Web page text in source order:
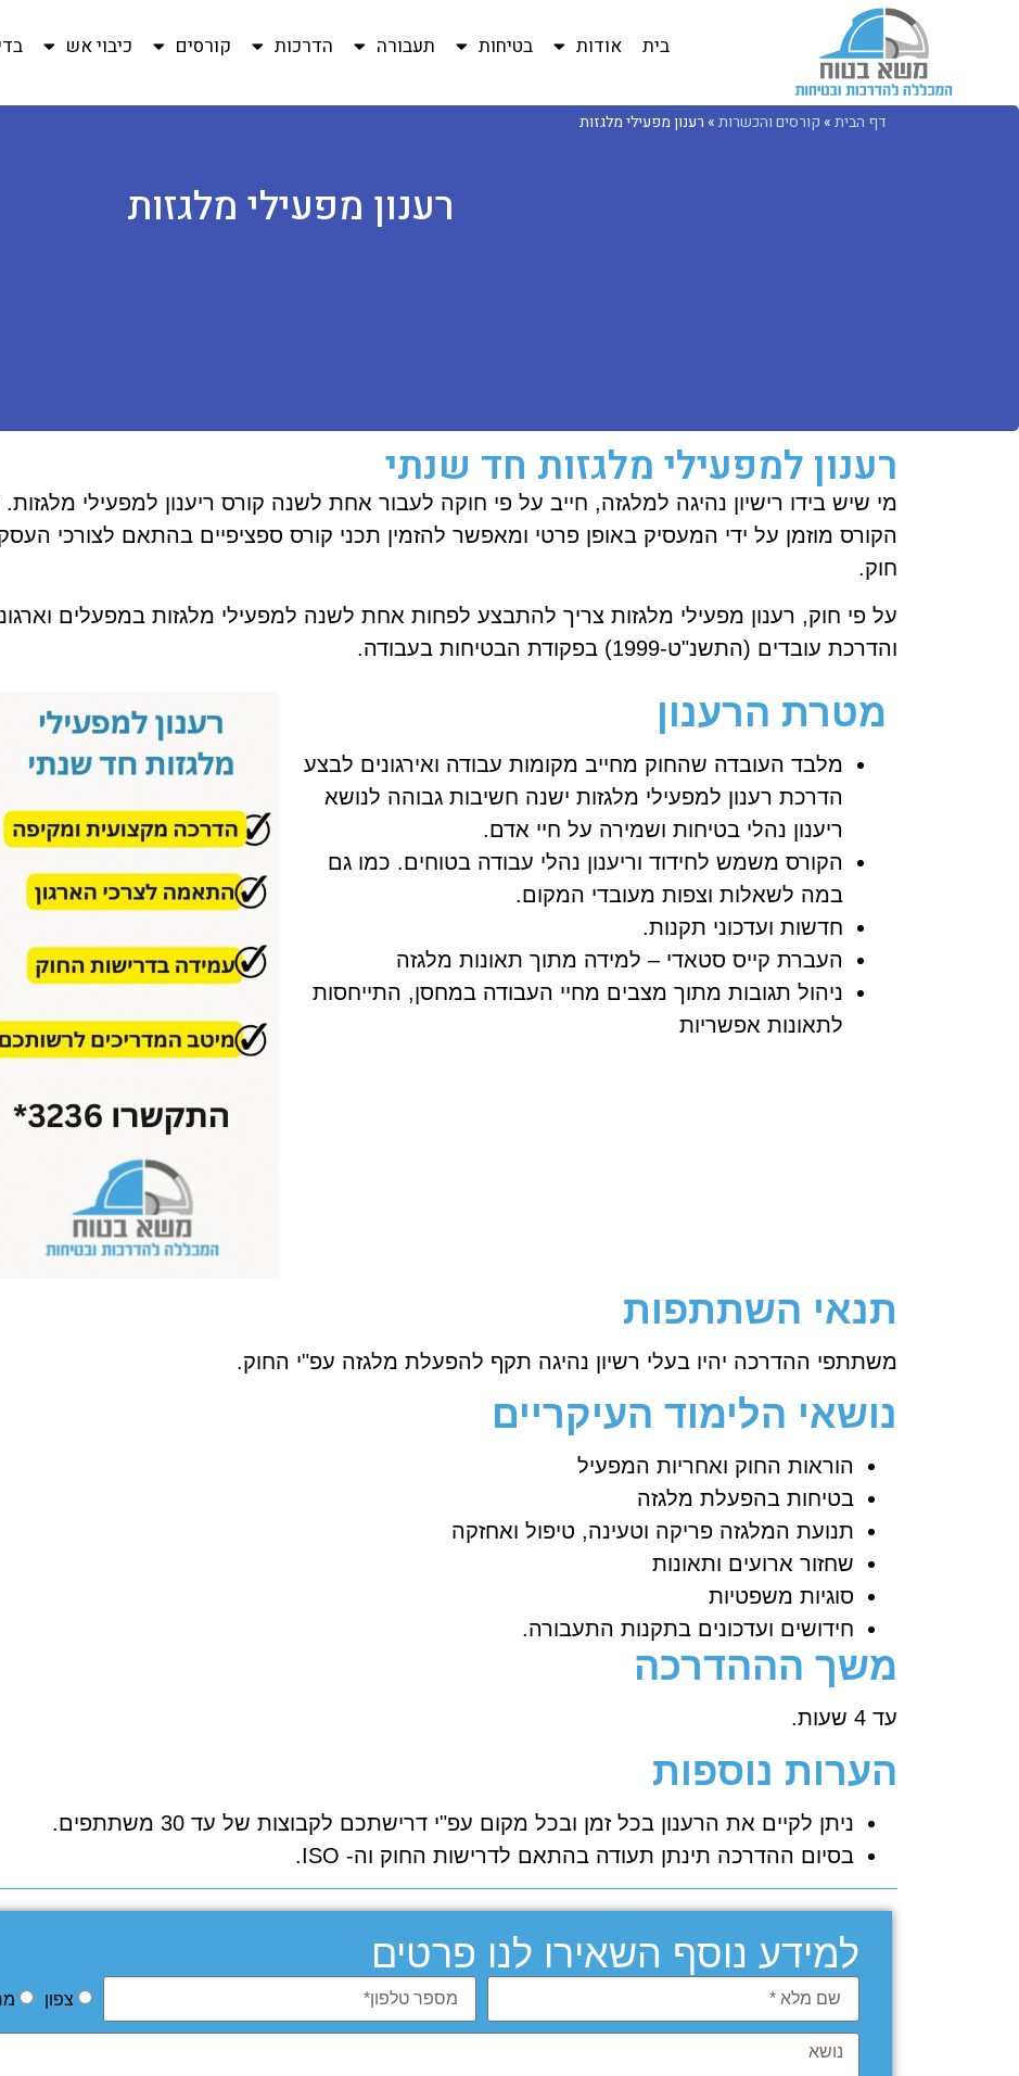
בית אודות בטיחות תעבורה הדרכות קורסים כיבוי אש
דף הבית» קורסים והכשרות» רענון מפעילי מלגזות
רענון מפעילי מלגזות
רענון למפעילי מלגזות חד שנתי
הקורס מוזמן על ידי המעסיק באופן פרטי ומאפשר להזמין תכני קורס ספציפיים בהתאם לצורכי
חוק.
על פי חוק, רענון מפעילי מלגזות צריך להתבצע לפחות אחת לשנה למפעילי מלגזות במפעלים
והדרכת עובדים (התשנ"ט-1999) בפקודת הבטיחות בעבודה.
מטרת הרענון
מלבד העובדה שהחוק מחייב מקומות עבודה ואירגונים לבצע
הדרכת רענון למפעילי מלגזות ישנה חשיבות גבוהה לנושא
ריענון נהלי בטיחות ושמירה על חיי אדם.
הקורס משמש לחידוד וריענון נהלי עבודה בטוחים. כמו גם
במה לשאלות וצפות מעובדי המקום.
חדשות ועדכוני תקנות.
העברת קייס סטאדי – למידה מתוך תאונות מלגזה
ניהול תגובות מתוך מצבים מחיי העבודה במחסן, התייחסות
לתאונות אפשריות
תנאי השתתפות
משתתפי ההדרכה יהיו בעלי רשיון נהיגה תקף להפעלת מלגזה עפ"י החוק.
נושאי הלימוד העיקריים
הוראות החוק ואחריות המפעיל
בטיחות בהפעלת מלגזה
תנועת המלגזה פריקה וטעינה, טיפול ואחזקה
שחזור ארועים ותאונות
סוגיות משפטיות
חידושים ועדכונים בתקנות התעבורה.
משך הההדרכה
עד 4 שעות.
הערות נוספות
ניתן לקיים את הרענון בכל זמן ובכל מקום עפ"י דרישתכם לקבוצות של עד 30 משתתפים.
בסיום ההדרכה תינתן תעודה בהתאם לדרישות החוק וה- ISO.
למידע נוסף השאירו לנו פרטים
צפון